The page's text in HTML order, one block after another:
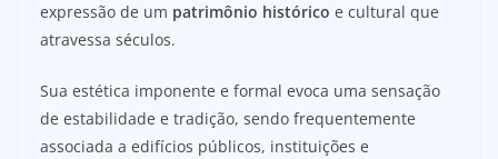
expressão de um patrimônio histórico e cultural que
atravessa séculos.
Sua estética imponente e formal evoca uma sensação
de estabilidade e tradição, sendo frequentemente
associada a edifícios públicos, instituições e